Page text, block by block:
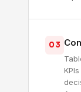
03